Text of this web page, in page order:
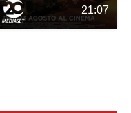
21:07